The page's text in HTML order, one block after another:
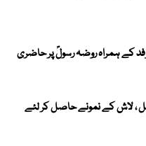
کے ہمراہ روضہ رسولؐ پر حاضری
، لاش کے نمونے حاصل کر لئے